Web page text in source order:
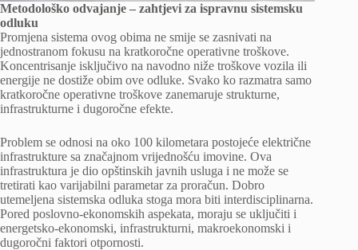
Metodološko odvajanje – zahtjevi za ispravnu sistemsku
odluku
Promjena sistema ovog obima ne smije se zasnivati ​​na
jednostranom fokusu na kratkoročne operativne troškove.
Koncentrisanje isključivo na navodno niže troškove vozila ili
energije ne dostiže obim ove odluke. Svako ko razmatra samo
kratkoročne operativne troškove zanemaruje strukturne,
infrastrukturne i dugoročne efekte.
Problem se odnosi na oko 100 kilometara postojeće električne
infrastrukture sa značajnom vrijednošću imovine. Ova
infrastruktura je dio opštinskih javnih usluga i ne može se
tretirati kao varijabilni parametar za proračun. Dobro
utemeljena sistemska odluka stoga mora biti interdisciplinarna.
Pored poslovno-ekonomskih aspekata, moraju se uključiti i
energetsko-ekonomski, infrastrukturni, makroekonomski i
dugoročni faktori otpornosti.